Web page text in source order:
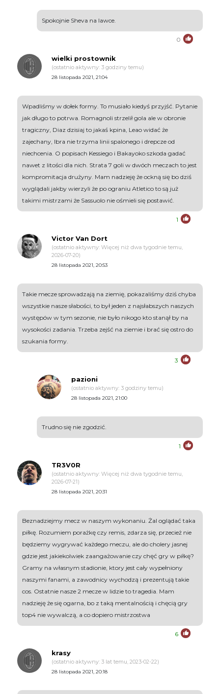
Spokojnie Sheva na lawce.
0
wielki prostownik
(ostatnio aktywny: 3 godziny temu)
28 listopada 2021, 21:04
Wpadliśmy w dołek formy. To musiało kiedyś przyjść. Pytanie
jak długo to potrwa. Romagnoli strzelił gola ale w obronie
tragiczny, Diaz dzisiaj to jakaś kpina, Leao widać że
zajechany, Ibra nie trzyma linii spalonego i drepcze od
niechcenia. O popisach Kessiego i Bakayoko szkoda gadać
nawet z litości dla nich. Strata 7 goli w dwóch meczach to jest
kompromitacja drużyny. Mam nadzieję że ockną się bo dziś
wyglądali jakby wierzyli że po ograniu Atletico to są już
takimi mistrzami że Sassuolo nie ośmieli się postawić.
1
Victor Van Dort
(ostatnio aktywny: Więcej niż dwa tygodnie temu,
2026-07-20)
28 listopada 2021, 20:53
Takie mecze sprowadzają na ziemię, pokazaliśmy dziś chyba
wszystkie nasze słabości, to był jeden z najsłabszych naszych
występów w tym sezonie, nie było nikogo kto stanął by na
wysokości zadania. Trzeba zejść na ziemie i brać się ostro do
szukania formy.
3
pazioni
(ostatnio aktywny: 3 godziny temu)
28 listopada 2021, 21:00
Trudno się nie zgodzić.
1
TR3V0R
(ostatnio aktywny: Więcej niż dwa tygodnie temu,
2026-07-21)
28 listopada 2021, 20:31
Beznadziejmy mecz w naszym wykonaniu. Żal oglądać taka
piłkę. Rozumiem porażkę czy remis, zdarza się, przecież nie
będziemy wygrywać każdego meczu, ale do cholery jasnej
gdzie jest jakiekolwiek zaangażowanie czy chęć gry w piłkę?
Gramy na własnym stadionie, ktory jest cały wypełniony
naszymi fanami, a zawodnicy wychodzą i prezentują takie
cos. Ostatnie nasze 2 mecze w lidzie to tragedia. Mam
nadzieję że się ogarna, bo z taką mentalnością i chęcią gry
top4 nie wywalczą, a co dopiero mistrzostwa
6
krasy
(ostatnio aktywny: 3 lat temu, 2023-02-22)
28 listopada 2021, 20:18